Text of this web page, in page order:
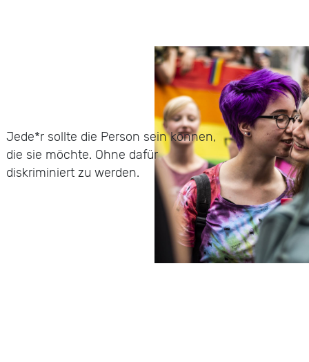
Jede*r sollte die Person sein können,
die sie möchte. Ohne dafür
diskriminiert zu werden.